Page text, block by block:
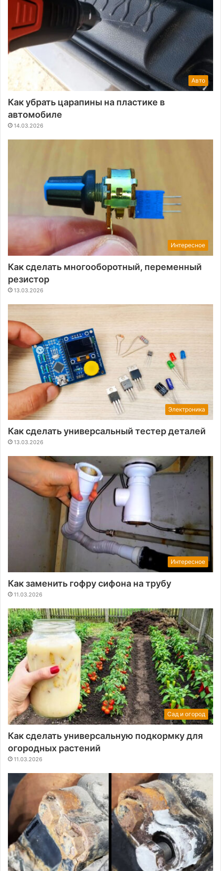
Авто
Как убрать царапины на пластике в
автомобиле
14.03.2026
Интересное
Как сделать многооборотный, переменный
резистор
13.03.2026
Электроника
Как сделать универсальный тестер деталей
13.03.2026
Интересное
Как заменить гофру сифона на трубу
11.03.2026
Сад и огород
Как сделать универсальную подкормку для
огородных растений
11.03.2026